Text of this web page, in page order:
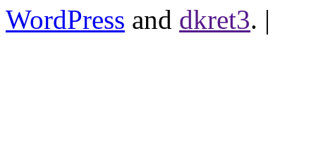
WordPress and dkret3. |